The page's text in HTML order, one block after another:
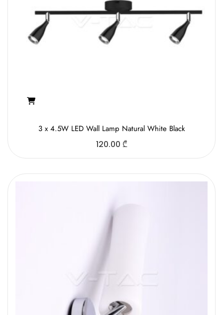
3 x 4.5W LED Wall Lamp Natural White Black
120.00 ₾